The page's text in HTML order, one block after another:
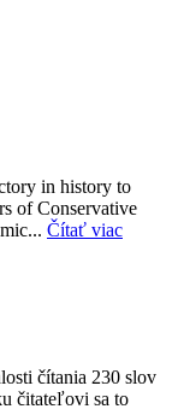
in history to
of Conservative
Čítať viac
čítania 230 slov
čitateľovi sa to